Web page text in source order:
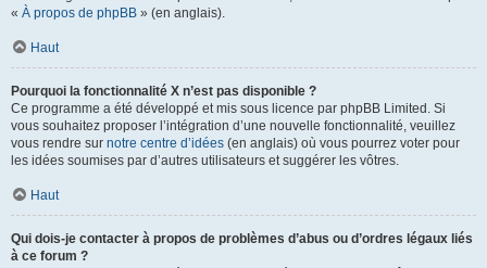
« À propos de phpBB » (en anglais).
Haut
Pourquoi la fonctionnalité X n’est pas disponible ?
Ce programme a été développé et mis sous licence par phpBB Limited. Si
vous souhaitez proposer l’intégration d’une nouvelle fonctionnalité, veuillez
vous rendre sur notre centre d’idées (en anglais) où vous pourrez voter pour
les idées soumises par d’autres utilisateurs et suggérer les vôtres.
Haut
Qui dois-je contacter à propos de problèmes d’abus ou d’ordres légaux liés
à ce forum ?